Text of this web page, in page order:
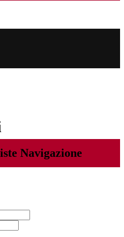
Navigazione